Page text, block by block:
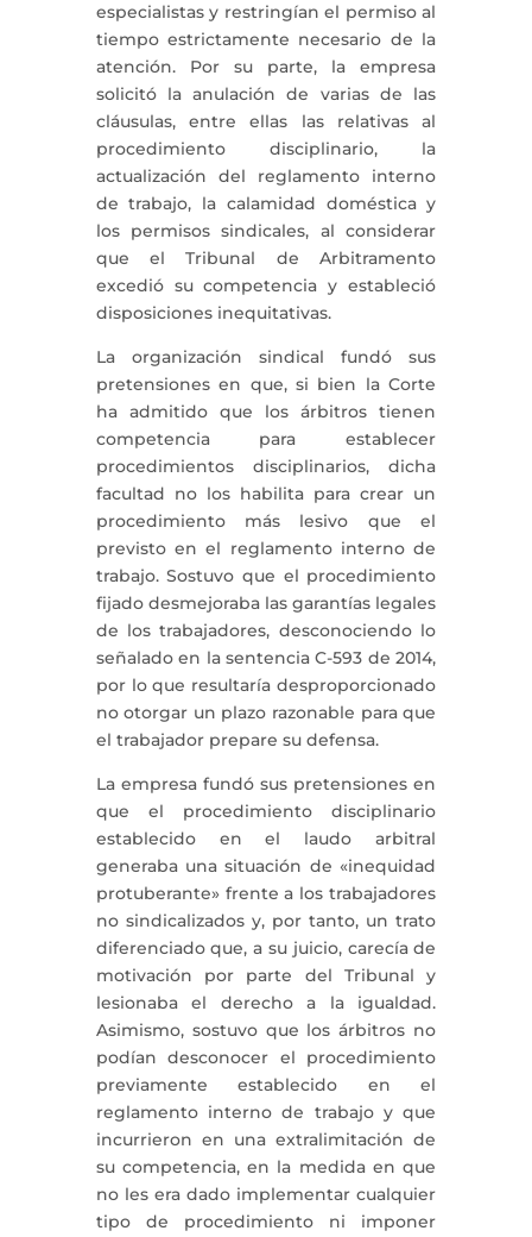
especialistas y restringían el permiso al
tiempo estrictamente necesario de la
atención. Por su parte, la empresa
solicitó la anulación de varias de las
cláusulas, entre ellas las relativas al
procedimiento disciplinario, la
actualización del reglamento interno
de trabajo, la calamidad doméstica y
los permisos sindicales, al considerar
que el Tribunal de Arbitramento
excedió su competencia y estableció
disposiciones inequitativas.
La organización sindical fundó sus
pretensiones en que, si bien la Corte
ha admitido que los árbitros tienen
competencia para establecer
procedimientos disciplinarios, dicha
facultad no los habilita para crear un
procedimiento más lesivo que el
previsto en el reglamento interno de
trabajo. Sostuvo que el procedimiento
fijado desmejoraba las garantías legales
de los trabajadores, desconociendo lo
señalado en la sentencia C-593 de 2014,
por lo que resultaría desproporcionado
no otorgar un plazo razonable para que
el trabajador prepare su defensa.
La empresa fundó sus pretensiones en
que el procedimiento disciplinario
establecido en el laudo arbitral
generaba una situación de «inequidad
protuberante» frente a los trabajadores
no sindicalizados y, por tanto, un trato
diferenciado que, a su juicio, carecía de
motivación por parte del Tribunal y
lesionaba el derecho a la igualdad.
Asimismo, sostuvo que los árbitros no
podían desconocer el procedimiento
previamente establecido en el
reglamento interno de trabajo y que
incurrieron en una extralimitación de
su competencia, en la medida en que
no les era dado implementar cualquier
tipo de procedimiento ni imponer